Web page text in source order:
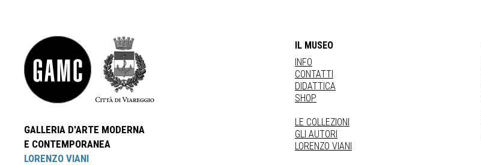
GALLERIA D'ARTE MODERNA
E CONTEMPORANEA
LORENZO VIANI
IL MUSEO
INFO
CONTATTI
DIDATTICA
SHOP
LE COLLEZIONI
GLI AUTORI
LORENZO VIANI